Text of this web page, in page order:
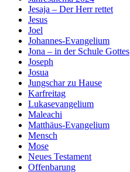
Jesaja – Der Herr rettet
Jesus
Joel
Johannes-Evangelium
Jona – in der Schule Gottes
Joseph
Josua
Jungschar zu Hause
Karfreitag
Lukasevangelium
Maleachi
Matthäus-Evangelium
Mensch
Mose
Neues Testament
Offenbarung